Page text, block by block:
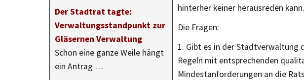
Der Stadtrat tagte:
Verwaltungsstandpunkt zur
Gläsernen Verwaltung
Schon eine ganze Weile hängt
ein Antrag …
hinterher keiner herausreden kann.
Die Fragen:
1. Gibt es in der Stadtverwaltung
Regeln mit entsprechenden
Mindestanforderungen an die